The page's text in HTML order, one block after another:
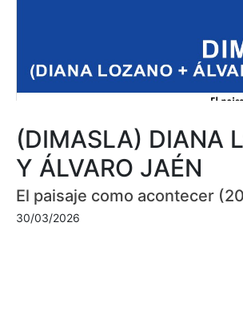
(DIMASLA) DIANA
Y ÁLVARO JAÉN
El paisaje como acontecer
30/03/2026